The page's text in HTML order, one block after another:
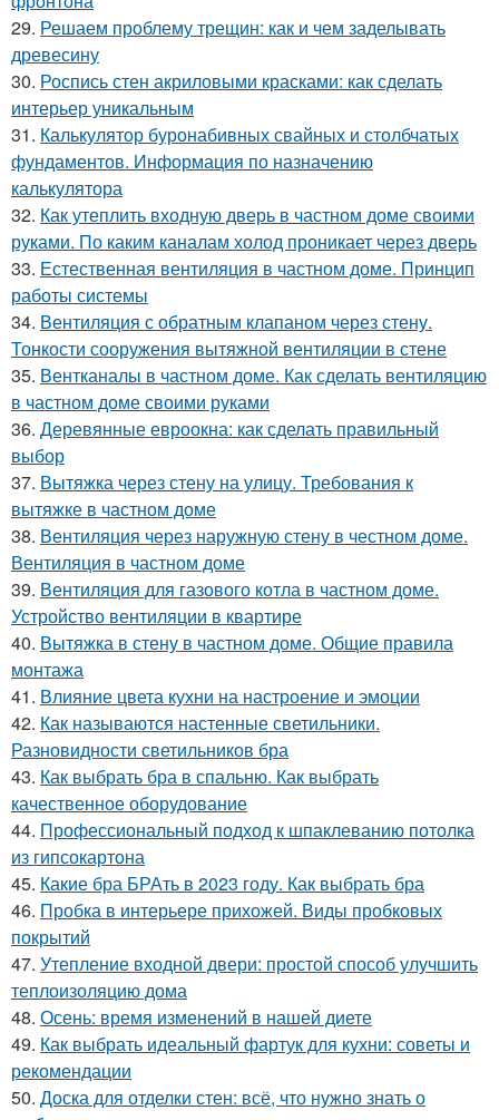
29. Решаем проблему трещин: как и чем заделывать
древесину
30. Роспись стен акриловыми красками: как сделать
интерьер уникальным
31. Калькулятор буронабивных свайных и столбчатых
фундаментов. Информация по назначению
калькулятора
32. Как утеплить входную дверь в частном доме своими
руками. По каким каналам холод проникает через дверь
33. Естественная вентиляция в частном доме. Принцип
работы системы
34. Вентиляция с обратным клапаном через стену.
Тонкости сооружения вытяжной вентиляции в стене
35. Вентканалы в частном доме. Как сделать вентиляцию
в частном доме своими руками
36. Деревянные евроокна: как сделать правильный
выбор
37. Вытяжка через стену на улицу. Требования к
вытяжке в частном доме
38. Вентиляция через наружную стену в честном доме.
Вентиляция в частном доме
39. Вентиляция для газового котла в частном доме.
Устройство вентиляции в квартире
40. Вытяжка в стену в частном доме. Общие правила
монтажа
41. Влияние цвета кухни на настроение и эмоции
42. Как называются настенные светильники.
Разновидности светильников бра
43. Как выбрать бра в спальню. Как выбрать
качественное оборудование
44. Профессиональный подход к шпаклеванию потолка
из гипсокартона
45. Какие бра БРАть в 2023 году. Как выбрать бра
46. Пробка в интерьере прихожей. Виды пробковых
покрытий
47. Утепление входной двери: простой способ улучшить
теплоизоляцию дома
48. Осень: время изменений в нашей диете
49. Как выбрать идеальный фартук для кухни: советы и
рекомендации
50. Доска для отделки стен: всё, что нужно знать о